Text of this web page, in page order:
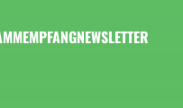
EMPFANGNEWSLETTER